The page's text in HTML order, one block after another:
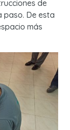
de
paso. De esta
más